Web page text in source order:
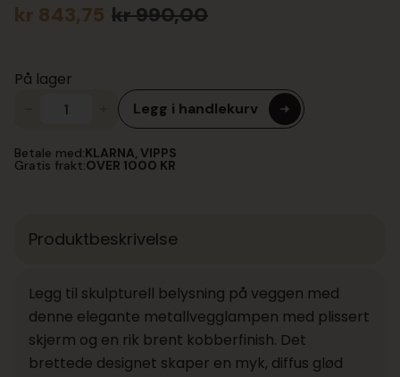
kr990,00
Opprinnelig
kr 990,00.
kr 843,75
Nåværende
kr 843,75.
På lager
35cm
antall
Legg i handlekurv
Betale med:KLARNA, VIPPS
Gratis frakt:OVER 1000 KR
Produktbeskrivelse
Legg til skulpturell belysning på veggen med
denne elegante metallvegglampen med plissert
skjerm og en rik brent kobberfinish. Det
brettede designet skaper en myk, diffus glød